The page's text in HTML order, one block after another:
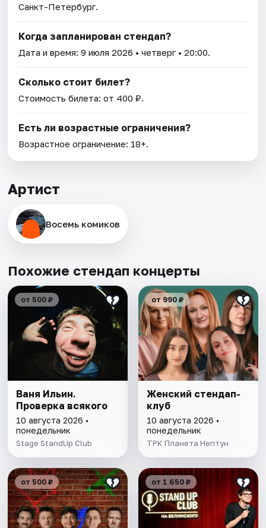
Санкт-Петербург.
Когда запланирован стендап?
Дата и время:9 июля 2026 • четверг • 20:00.
Сколько стоит билет?
Стоимость билета: от 400 ₽.
Есть ли возрастные ограничения?
Возрастное ограничение: 18+.
Артист
Восемь комиков
Похожие стендап концерты
от 500 ₽
Ваня Ильин.
Проверка всякого
10 августа 2026 •
понедельник
Stage StandUp Club
от 990 ₽
Женский стендап-
клуб
10 августа 2026 •
понедельник
ТРК Планета Нептун
от 500 ₽ от 1 650 ₽